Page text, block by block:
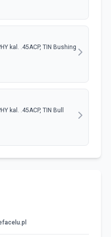
kal. .45ACP, TIN Bushing
kal. .45ACP, TIN Bull